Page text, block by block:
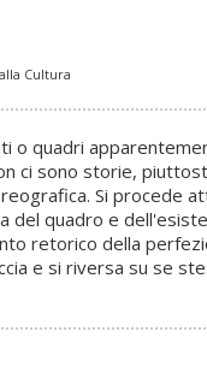
Cultura
o quadri
ci sono storie,
Si procede
del quadro e
retorico della
e si riversa su se